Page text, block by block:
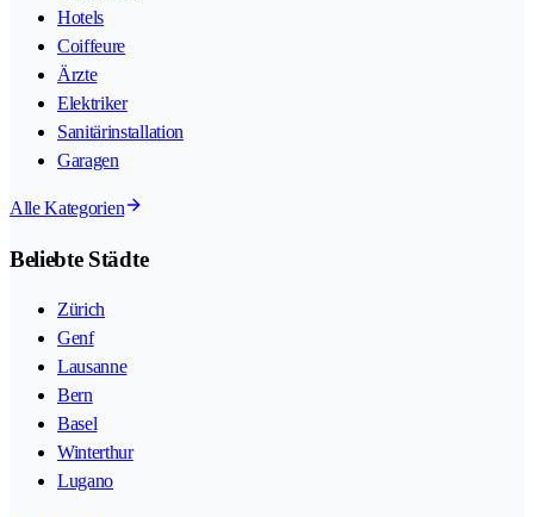
Hotels
Coiffeure
Ärzte
Elektriker
Sanitärinstallation
Garagen
Alle Kategorien
Beliebte Städte
Zürich
Genf
Lausanne
Bern
Basel
Winterthur
Lugano